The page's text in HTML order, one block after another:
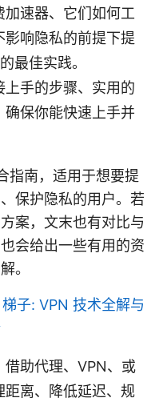
速器、它们如何工
响隐私的前提下提
最佳实践。
上手的步骤、实用的
保你能快速上手并
指南，适用于想要提
保护隐私的用户。若
案，文末也有对比与
会给出一些有用的资
。
梯子: VPN 技术全解与
借助代理、VPN、或
距离、降低延迟、规